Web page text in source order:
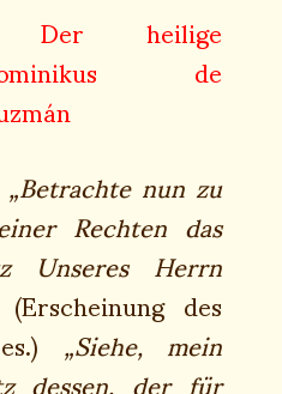
Der heilige
de
„Betrachte nun zu
Rechten das
Unseres Herrn
des
„Siehe, mein